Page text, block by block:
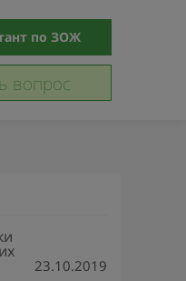
по ЗОЖ
вопрос
23.10.2019